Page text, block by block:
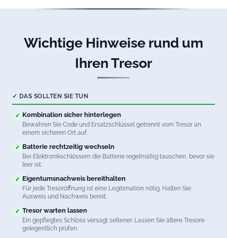
Wichtige Hinweise rund um
Ihren Tresor
✓ DAS SOLLTEN SIE TUN
✓ Kombination sicher hinterlegen
Bewahren Sie Code und Ersatzschlüssel getrennt vom Tresor an
einem sicheren Ort auf.
✓ Batterie rechtzeitig wechseln
Bei Elektronikschlössern die Batterie regelmäßig tauschen, bevor sie
leer ist.
✓ Eigentumsnachweis bereithalten
Für jede Tresoröffnung ist eine Legitimation nötig. Halten Sie
Ausweis und Nachweis bereit.
✓ Tresor warten lassen
Ein gepflegtes Schloss versagt seltener. Lassen Sie ältere Tresore
gelegentlich prüfen.